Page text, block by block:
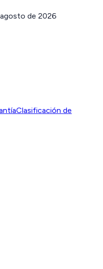
de 2026
Clasificación de